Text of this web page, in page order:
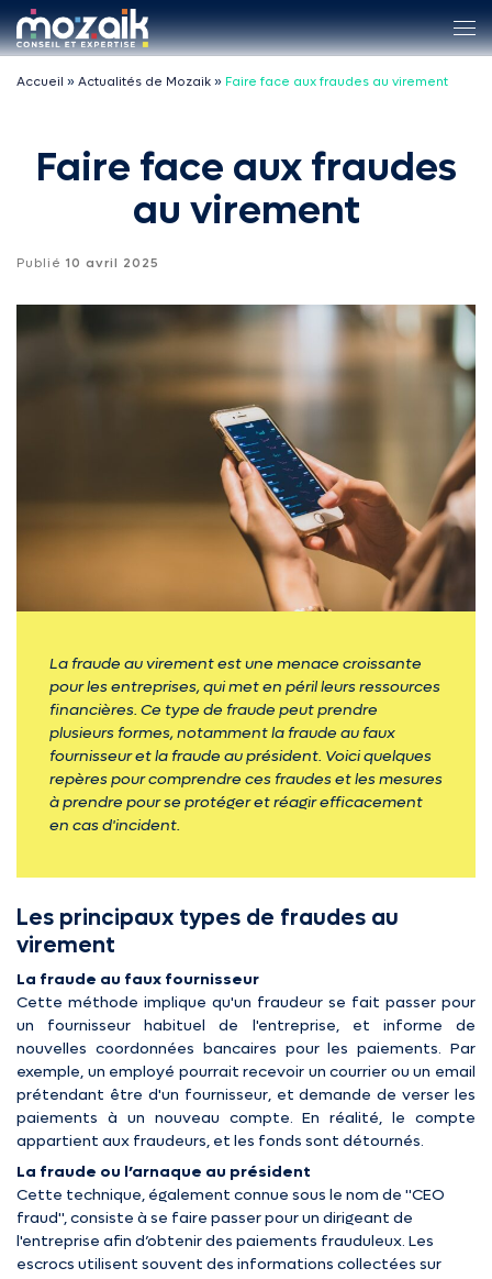
Passer au contenu
Accueil » Actualités de Mozaik » Faire face aux fraudes au virement
Faire face aux fraudes
au virement
Publié 10 avril 2025
La fraude au virement est une menace croissante
pour les entreprises, qui met en péril leurs ressources
financières. Ce type de fraude peut prendre
plusieurs formes, notamment la fraude au faux
fournisseur et la fraude au président. Voici quelques
repères pour comprendre ces fraudes et les mesures
à prendre pour se protéger et réagir efficacement
en cas d'incident.
Les principaux types de fraudes au
virement
La fraude au faux fournisseur
Cette méthode implique qu'un fraudeur se fait passer pour
un fournisseur habituel de l'entreprise, et informe de
nouvelles coordonnées bancaires pour les paiements. Par
exemple, un employé pourrait recevoir un courrier ou un email
prétendant être d'un fournisseur, et demande de verser les
paiements à un nouveau compte. En réalité, le compte
appartient aux fraudeurs, et les fonds sont détournés.
La fraude ou l’arnaque au président
Cette technique, également connue sous le nom de "CEO
fraud", consiste à se faire passer pour un dirigeant de
l'entreprise afin d’obtenir des paiements frauduleux. Les
escrocs utilisent souvent des informations collectées sur